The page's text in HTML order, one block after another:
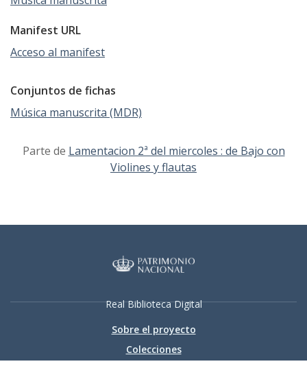
Manifest URL
Acceso al manifest
Conjuntos de fichas
Música manuscrita (MDR)
Parte de Lamentacion 2ª del miercoles : de Bajo con
Violines y flautas
Real Biblioteca Digital
Sobre el proyecto
Colecciones